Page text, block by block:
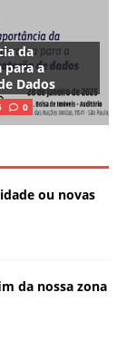
da
para a
Dados
0
ou novas
da nossa zona